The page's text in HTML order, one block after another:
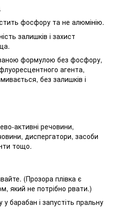
фосфору та не алюмінію.
залишків і захист
формулою без фосфору,
агента,
без залишків і
активні речовини,
диспергатори, засоби
тощо.
(Прозора плівка є
який не потрібно рвати.)
барабан і запустіть пральну